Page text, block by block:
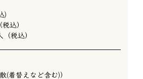
)
込）
税込）
(着替えなど含む)）